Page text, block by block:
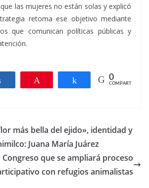
las mujeres no están solas y explicó
retoma ese objetivo mediante
que comunican políticas públicas y
Compartir Compartir
0
COMPARTIR
más bella del ejido», identidad y
Juana María Juárez
que se ampliará proceso
con refugios animalistas